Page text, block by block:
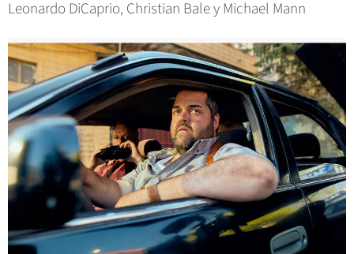
Leonardo DiCaprio, Christian Bale y Michael Mann